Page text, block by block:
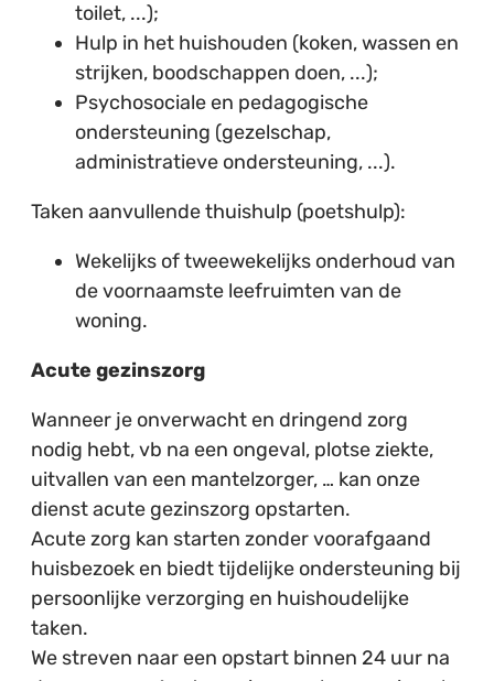
toilet, ...);
Hulp in het huishouden (koken, wassen en
strijken, boodschappen doen, ...);
Psychosociale en pedagogische
ondersteuning (gezelschap,
administratieve ondersteuning, ...).
Taken aanvullende thuishulp (poetshulp):
Wekelijks of tweewekelijks onderhoud van
de voornaamste leefruimten van de
woning.
Acute gezinszorg
Wanneer je onverwacht en dringend zorg
nodig hebt, vb na een ongeval, plotse ziekte,
uitvallen van een mantelzorger, … kan onze
dienst acute gezinszorg opstarten.
Acute zorg kan starten zonder voorafgaand
huisbezoek en biedt tijdelijke ondersteuning bij
persoonlijke verzorging en huishoudelijke
taken.
We streven naar een opstart binnen 24 uur na